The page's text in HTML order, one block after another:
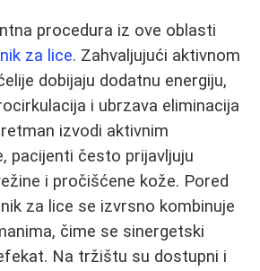
procedura iz ove oblasti
za lice. Zahvaljujući aktivnom
dobijaju dodatnu energiju,
i ubrzava eliminacija
izvodi aktivnim
pacijenti često prijavljuju
i pročišćene kože. Pored
za lice se izvrsno kombinuje
čime se sinergetski
Na tržištu su dostupni i